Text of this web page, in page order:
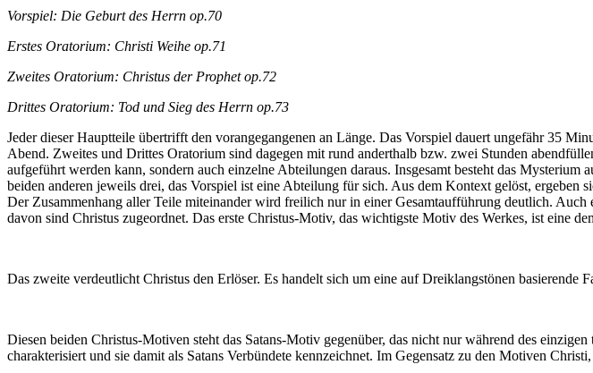
Vorspiel: Die Geburt des Herrn op.70
Erstes Oratorium: Christi Weihe op.71
Zweites Oratorium: Christus der Prophet op.72
Drittes Oratorium: Tod und Sieg des Herrn op.73
Jeder dieser Hauptteile übertrifft den vorangegangenen an Länge. Das Vorspiel dauert ungefähr 35
Abend. Zweites und Drittes Oratorium sind dagegen mit rund anderthalb bzw. zwei Stunden
aufgeführt werden kann, sondern auch einzelne Abteilungen daraus. Insgesamt besteht das
beiden anderen jeweils drei, das Vorspiel ist eine Abteilung für sich. Aus dem Kontext gelöst,
Der Zusammenhang aller Teile miteinander wird freilich nur in einer Gesamtaufführung deutlich.
davon sind Christus zugeordnet. Das erste Christus-Motiv, das wichtigste Motiv des Werkes, ist eine
Das zweite verdeutlicht Christus den Erlöser. Es handelt sich um eine auf Dreiklangstönen basierende
Diesen beiden Christus-Motiven steht das Satans-Motiv gegenüber, das nicht nur während des
charakterisiert und sie damit als Satans Verbündete kennzeichnet. Im Gegensatz zu den Motiven